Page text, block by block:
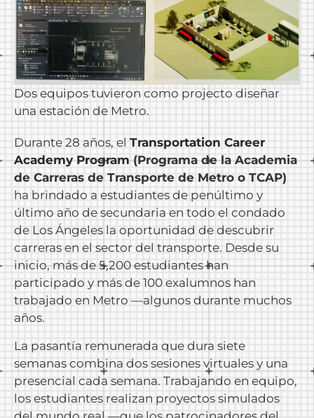
Dos equipos tuvieron como projecto diseñar
una estación de Metro.
Durante 28 años, el Transportation Career
Academy Program(Programa de la Academia
de Carreras de Transporte de Metro o TCAP)
ha brindado a estudiantes de penúltimo y
último año de secundaria en todo el condado
de Los Ángeles la oportunidad de descubrir
carreras en el sector del transporte. Desde su
inicio, más de 5,200 estudiantes han
participado y más de 100 exalumnos han
trabajado en Metro —algunos durante muchos
años.
La pasantía remunerada que dura siete
semanas combina dos sesiones virtuales y una
presencial cada semana. Trabajando en equipo,
los estudiantes realizan proyectos simulados